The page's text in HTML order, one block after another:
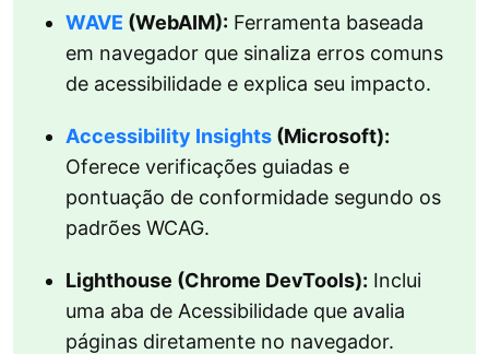
WAVE (WebAIM): Ferramenta baseada
em navegador que sinaliza erros comuns
de acessibilidade e explica seu impacto.
Accessibility Insights (Microsoft):
Oferece verificações guiadas e
pontuação de conformidade segundo os
padrões WCAG.
Lighthouse (Chrome DevTools): Inclui
uma aba de Acessibilidade que avalia
páginas diretamente no navegador.